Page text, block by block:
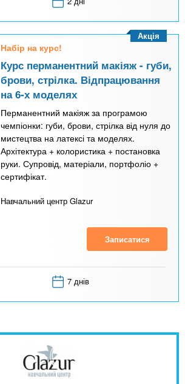
Набір на курс!
Курс перманентний макіяж - губи,
брови, стрілка. Відпрацювання
на 6-х моделях
Перманентний макіяж за програмою
чемпіонки: губи, брови, стрілка від нуля до
мистецтва на латексі та моделях.
Архітектура + колористика + постановка
руки. Супровід, матеріали, портфоліо +
сертифікат.
Навчальний центр Glazur
Акція
Записатися
7 днів